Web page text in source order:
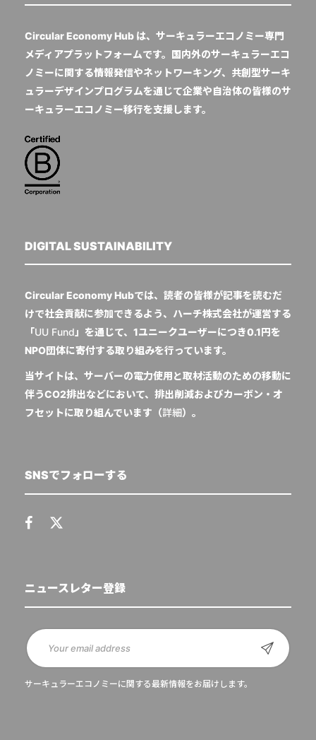
Circular Economy Hub は、サーキュラーエコノミー専門
メディアプラットフォームです。国内外のサーキュラーエコ
ノミーに関する情報発信やネットワーキング、共創型サーキ
ュラーデザインプログラムを通じて企業や自治体の皆様のサ
ーキュラーエコノミー移行を支援します。
DIGITAL SUSTAINABILITY
Circular Economy Hubでは、読者の皆様が記事を読むだ
けで社会貢献に参加できるよう、ハーチ株式会社が運営する
「UU Fund 」を通じて、1ユニークユーザーにつき0.1円を
NPO団体に寄付する取り組みを行っています。
当サイトは、サーバーの電力使用と取材活動のための移動に
伴うCO2排出などにおいて、排出削減およびカーボン・オ
フセットに取り組んでいます（詳細）。
SNSでフォローする
ニュースレター登録
サーキュラーエコノミーに関する最新情報をお届けします。